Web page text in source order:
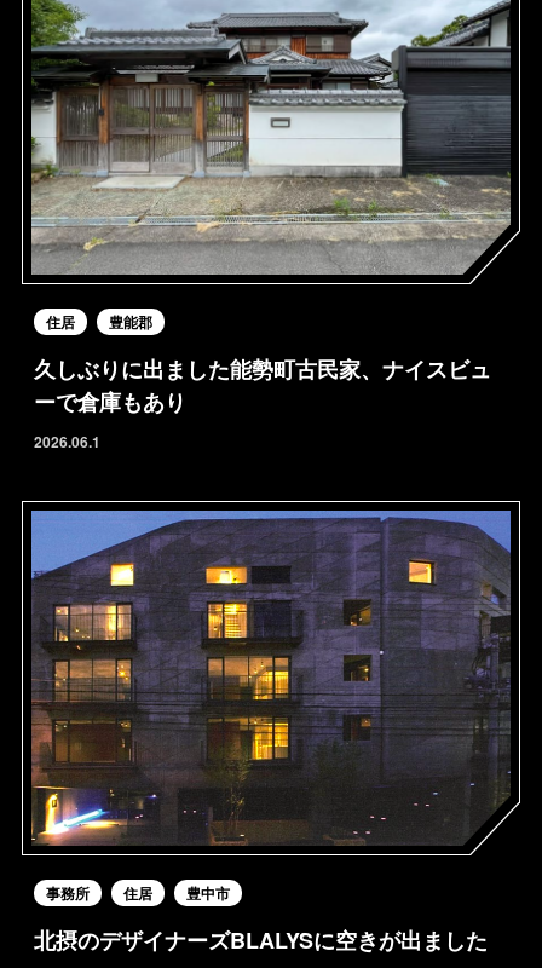
住居 豊能郡
久しぶりに出ました能勢町古民家、ナイスビュ
ーで倉庫もあり
2026.06.1
事務所 住居 豊中市
北摂のデザイナーズBLALYSに空きが出ました